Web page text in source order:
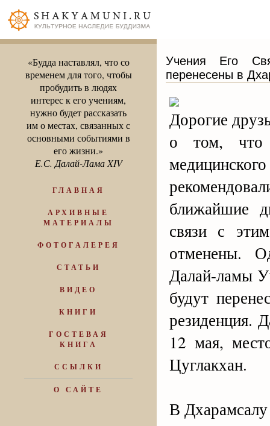
«Будда наставлял, что со
временем для того, чтобы
пробудить в людях
интерес к его учениям,
нужно будет рассказать
им о местах, связанных с
основными событиями в
его жизни.»
Е.С. Далай-Лама XIV
ГЛАВНАЯ
АРХИВНЫЕ
МАТЕРИАЛЫ
ФОТОГАЛЕРЕЯ
СТАТЬИ
ВИДЕО
КНИГИ
ГОСТЕВАЯ
КНИГА
ССЫЛКИ
О САЙТЕ
Учения Его
перенесены в
Дорогие
о том, что
ближайшие
связи с
отменены.
Далай-ламы
будут
резиденция.
12 мая,
Цуглакхан.
В